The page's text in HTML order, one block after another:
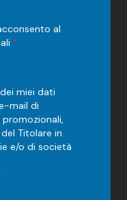
al
*
miei dati
mail di
Titolare in
e/o di società